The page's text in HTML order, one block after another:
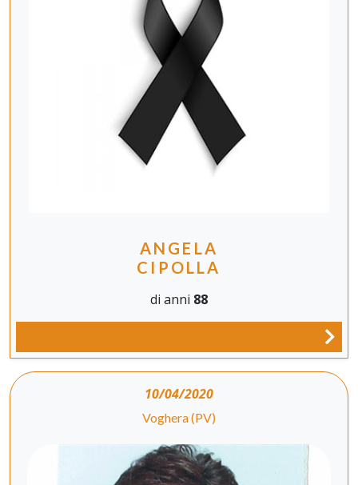
ANGELA
CIPOLLA
di anni 88
10/04/2020
Voghera (PV)